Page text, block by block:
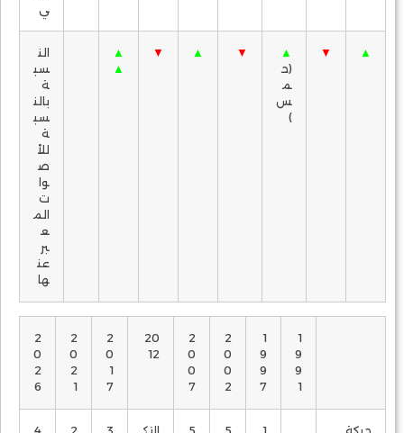
ي
▲
▼
▲
(ح
م
س
)
▼
▲
▼
▲
▲
الن
سب
ة
بالن
سب
ة
للأ
ص
وا
ت
الم
ع
بر
عن
ها
1
9
9
1
1
9
9
7
2
0
0
2
2
0
0
7
20
12
2
0
1
7
2
0
2
1
2
0
2
6